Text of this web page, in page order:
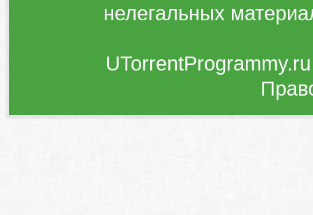
нелегальных
UTorrentProgrammy.ru